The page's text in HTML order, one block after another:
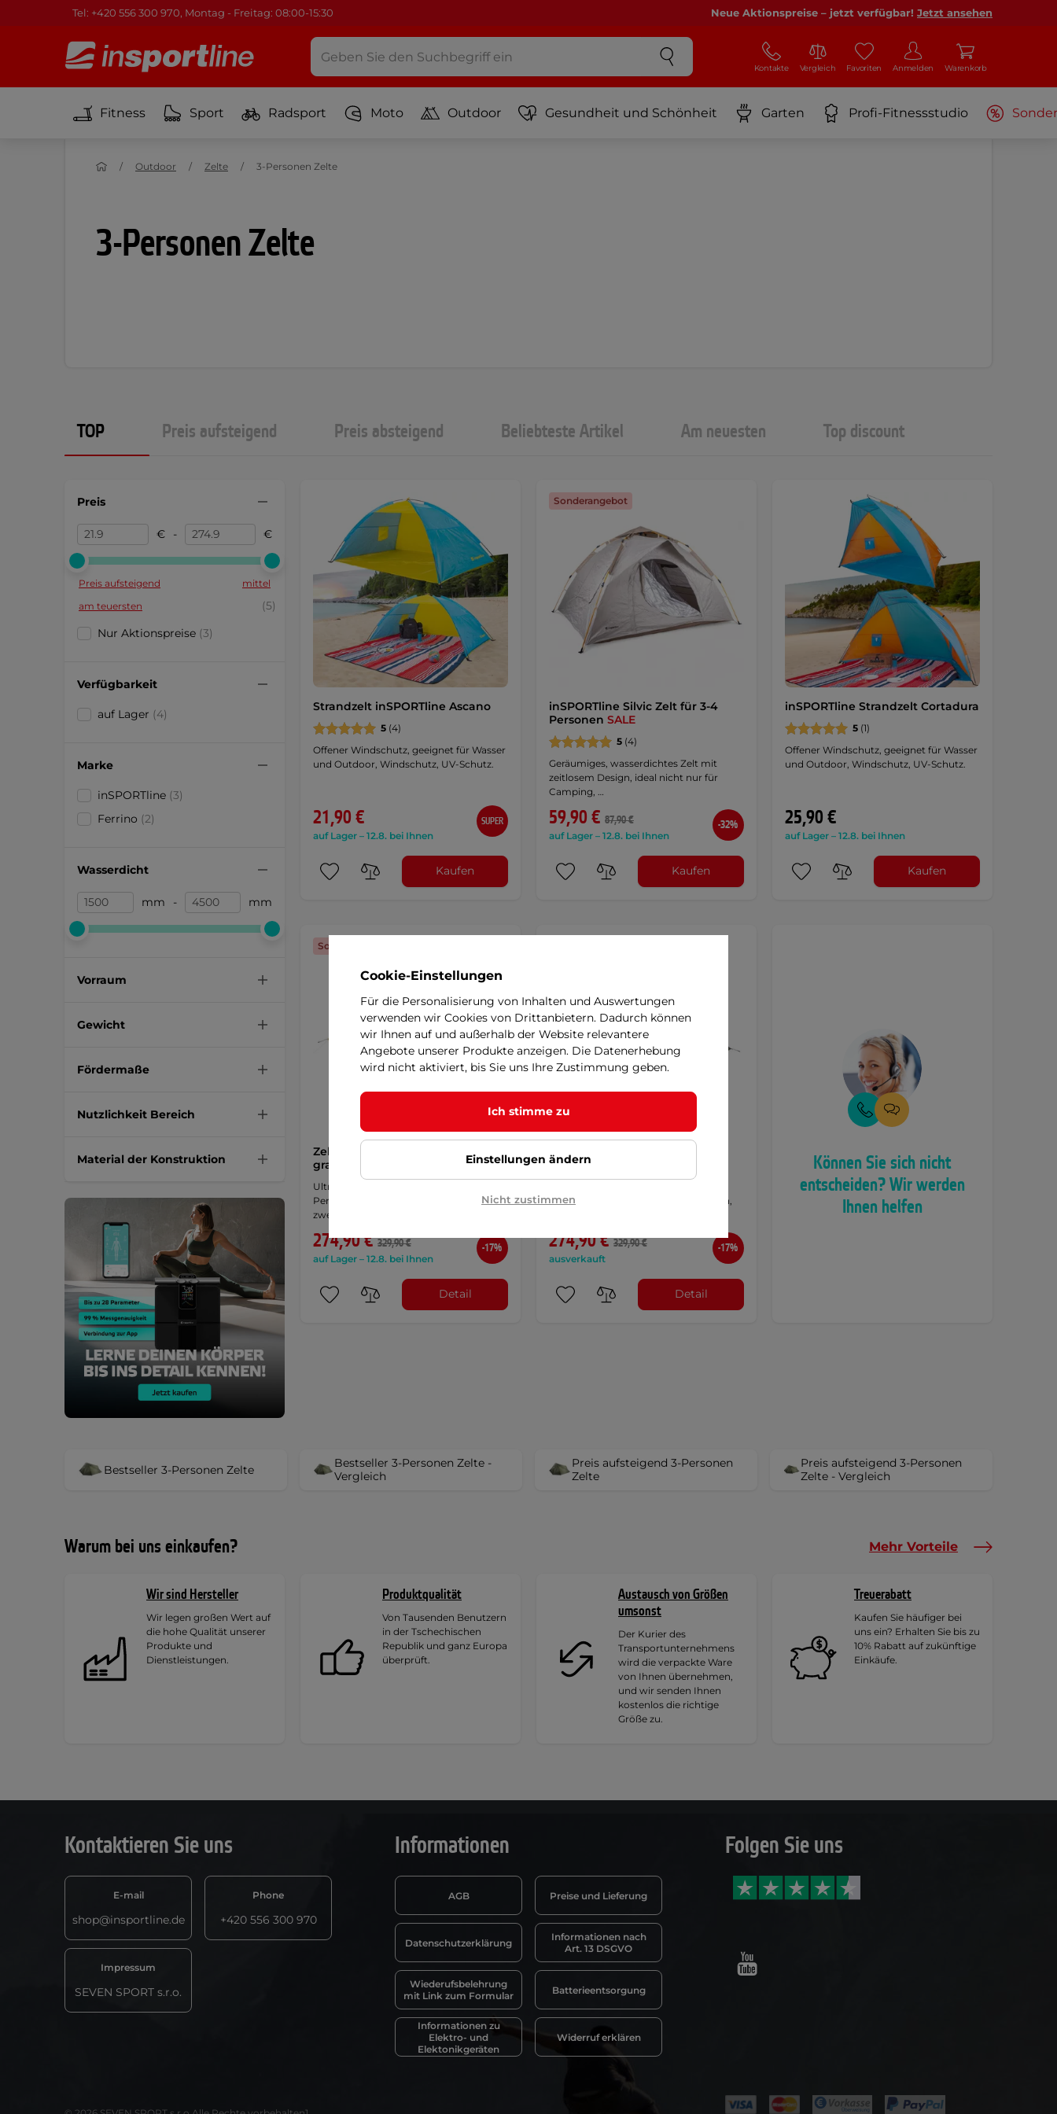
Tel: +420 556 300 970, Montag - Freitag: 08:00-15:30 Neue Aktionspreise – jetzt verfügbar! Jetzt ansehen
Kontakte Vergleich Favoriten Anmelden Warenkorb
Fitness Sport Radsport Moto Outdoor Gesundheit und Schönheit Garten Profi-Fitnessstudio
3-Personen Zelte
Outdoor Zelte 3-Personen Zelte
TOP Preis aufsteigend Preis absteigend Beliebteste Artikel Am neuesten Top discount
Preis
€ - €
Preis aufsteigend
mittel
am teuersten
(5)
Nur Aktionspreise (3)
Verfügbarkeit
auf Lager (4)
Marke
inSPORTline (3)
Ferrino (2)
Wasserdicht
mm - mm
Vorraum
Gewicht
Fördermaße
Nutzlichkeit Bereich
Material der Konstruktion
Strandzelt inSPORTline Ascano
5 (4)
Offener Windschutz, geeignet für Wasser
und Outdoor, Windschutz, UV-Schutz.
21,90 €
auf Lager – 12.8. bei Ihnen
SUPER
Kaufen
Sonderangebot
inSPORTline Silvic Zelt für 3-4
Personen SALE
5(4)
Geräumiges, wasserdichtes Zelt mit
zeitlosem Design, ideal nicht nur für
Camping, …
59,90 € 87,90 €
auf Lager – 12.8. bei Ihnen
-32%
Kaufen
inSPORTline Strandzelt Cortadura
5(1)
Offener Windschutz, geeignet für Wasser
und Outdoor, Windschutz, UV-Schutz.
25,90 €
auf Lager – 12.8. bei Ihnen
Kaufen
Sonderangebot
Zelt FERRINO Lightent 3 Pro -
grau
Ultraleichtes Doppelwandzelt für 3
Personen, Duraluminiumkonstruktion,
zwei …
274,90 € 329,90 €
auf Lager – 12.8. bei Ihnen
-17%
Detail
Zelt FERRINO Lightent 3 Pro -
olivgrün
Personen, Duraluminiumkonstruktion,
274,90 € 329,90 €
ausverkauft
-17%
Detail
Können Sie sich nicht
entscheiden? Wir werden
Ihnen helfen
Bestseller 3-Personen Zelte
Bestseller 3-Personen Zelte -
Vergleich
Preis aufsteigend 3-Personen
Zelte
Preis aufsteigend 3-Personen
Zelte - Vergleich
Warum bei uns einkaufen? Mehr Vorteile
Wir sind Hersteller
Wir legen großen Wert auf
die hohe Qualität unserer
Produkte und
Dienstleistungen.
Produktqualität
Von Tausenden Benutzern
in der Tschechischen
Republik und ganz Europa
überprüft.
Austausch von Größen
umsonst
Der Kurier des
Transportunternehmens
wird die verpackte Ware
von Ihnen übernehmen,
und wir senden Ihnen
kostenlos die richtige
Größe zu.
Treuerabatt
Kaufen Sie häufiger bei
uns ein? Erhalten Sie bis zu
10% Rabatt auf zukünftige
Einkäufe.
Kontaktieren Sie uns
E-mail
shop@insportline.de
Phone
+420 556 300 970
Impressum
SEVEN SPORT s.r.o.
Informationen
AGB Preise und Lieferung
Datenschutzerklärung
Informationen nach
Art. 13 DSGVO
Wiederufsbelehrung
mit Link zum Formular
Batterieentsorgung
Informationen zu
Elektro- und
Elektonikgeräten
Widerruf erklären
Folgen Sie uns
Youtube
Cookie-Einstellungen
Für die Personalisierung von Inhalten und Auswertungen
verwenden wir Cookies von Drittanbietern. Dadurch können
wir Ihnen auf und außerhalb der Website relevantere
Angebote unserer Produkte anzeigen. Die Datenerhebung
wird nicht aktiviert, bis Sie uns Ihre Zustimmung geben.
Ich stimme zu
Einstellungen ändern
Nicht zustimmen